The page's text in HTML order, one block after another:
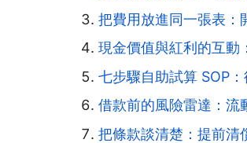
把費用放進同一張表：
現金價值與紅利的互動
七步驟自助試算 SOP
借款前的風險雷達：流
把條款談清楚：提前清